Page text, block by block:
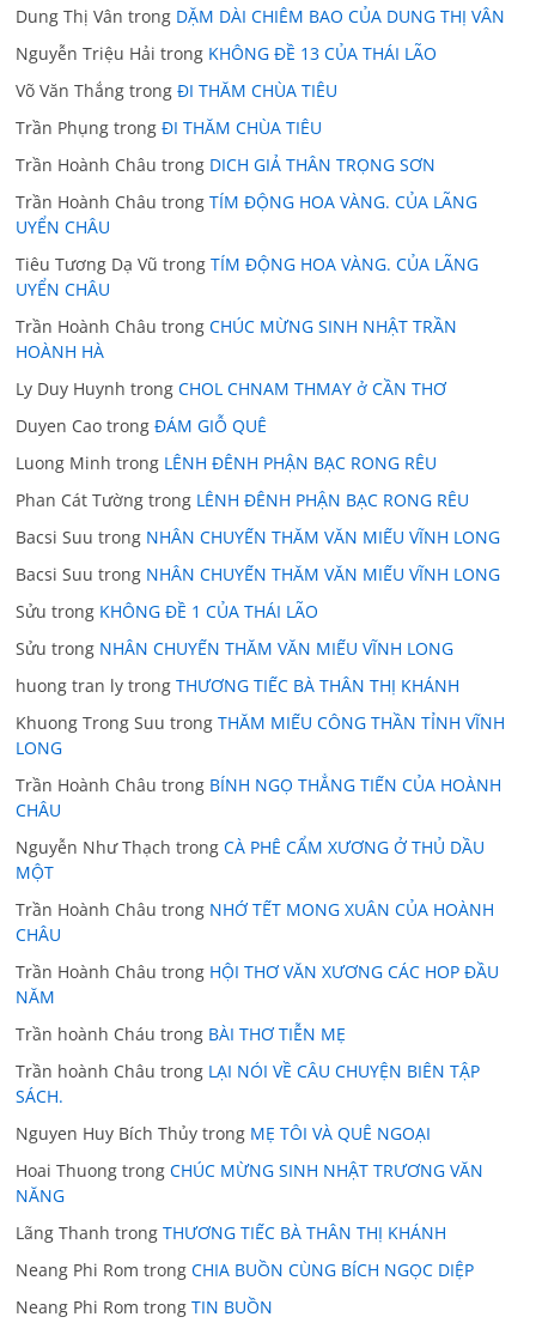
Dung Thị Vân trong DẶM DÀI CHIÊM BAO CỦA DUNG THỊ VÂN
Nguyễn Triệu Hải trong KHÔNG ĐỀ 13 CỦA THÁI LÃO
Võ Văn Thắng trongĐI THĂM CHÙA TIÊU
Trần Phụng trongĐI THĂM CHÙA TIÊU
Trần Hoành Châu trong DICH GIẢ THÂN TRỌNG SƠN
Trần Hoành Châu trongTÍM ĐỘNG HOA VÀNG. CỦA LÃNG
UYỂN CHÂU
Tiêu Tương Dạ Vũ trongTÍM ĐỘNG HOA VÀNG. CỦA LÃNG
UYỂN CHÂU
Trần Hoành Châu trongCHÚC MỪNG SINH NHẬT TRẦN
HOÀNH HÀ
Ly Duy Huynh trongCHOL CHNAM THMAY ở CẦN THƠ
Duyen Cao trongĐÁM GIỖ QUÊ
Luong Minh trong LÊNH ĐÊNH PHẬN BẠC RONG RÊU
Phan Cát Tường trong LÊNH ĐÊNH PHẬN BẠC RONG RÊU
Bacsi Suu trong NHÂN CHUYẾN THĂM VĂN MIẾU VĨNH LONG
Bacsi Suu trong NHÂN CHUYẾN THĂM VĂN MIẾU VĨNH LONG
Sửu trong KHÔNG ĐỀ 1 CỦA THÁI LÃO
Sửu trong NHÂN CHUYẾN THĂM VĂN MIẾU VĨNH LONG
huong tran ly trongTHƯƠNG TIẾC BÀ THÂN THỊ KHÁNH
Khuong Trong Suu trongTHĂM MIẾU CÔNG THẦN TỈNH VĨNH
LONG
Trần Hoành Châu trong BÍNH NGỌ THẲNG TIẾN CỦA HOÀNH
CHÂU
Nguyễn Như Thạch trongCÀ PHÊ CẨM XƯƠNG Ở THỦ DẦU
MỘT
Trần Hoành Châu trong NHỚ TẾT MONG XUÂN CỦA HOÀNH
CHÂU
Trần Hoành Châu trong HỘI THƠ VĂN XƯƠNG CÁC HOP ĐẦU
NĂM
Trần hoành Cháu trong BÀI THƠ TIỄN MẸ
Trần hoành Châu trong LẠI NÓI VỀ CÂU CHUYỆN BIÊN TẬP
SÁCH.
Nguyen Huy Bích Thủy trong MẸ TÔI VÀ QUÊ NGOẠI
Hoai Thuong trongCHÚC MỪNG SINH NHẬT TRƯƠNG VĂN
NĂNG
Lãng Thanh trongTHƯƠNG TIẾC BÀ THÂN THỊ KHÁNH
Neang Phi Rom trongCHIA BUỒN CÙNG BÍCH NGỌC DIỆP
Neang Phi Rom trongTIN BUỒN